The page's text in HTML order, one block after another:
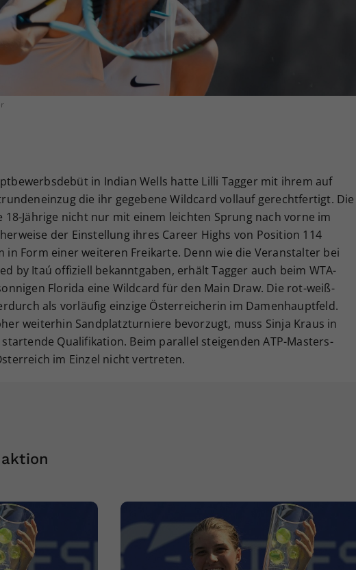
in Indian Wells hatte Lilli Tagger mit ihrem auf
die ihr gegebene Wildcard vollauf gerechtfertigt. Die
Jährige nicht nur mit einem leichten Sprung nach vorne im
der Einstellung ihres Career Highs von Position 114
in Form einer weiteren Freikarte. Denn wie die Veranstalter bei
by Itaú offiziell bekanntgaben, erhält Tagger auch beim WTA-
Florida eine Wildcard für den Main Draw. Die rot-weiß-
als vorläufig einzige Österreicherin im Damenhauptfeld.
weiterhin Sandplatzturniere bevorzugt, muss Sinja Kraus in
Qualifikation. Beim parallel steigenden ATP-Masters-
im Einzel nicht vertreten.
Ihrer vorgenommen Einstellungen, falls der
Webseiten-Betreiber dies eingestellt hat.